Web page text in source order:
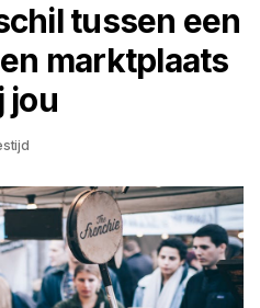
tussen een
marktplaats
jou